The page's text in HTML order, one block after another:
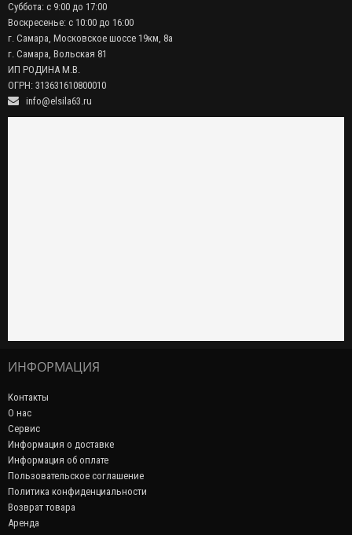
Суббота: с 9:00 до 17:00
Воскресенье: с 10:00 до 16:00
г. Самара, Московское шоссе 19км, 8а
г. Самара, Вольская 81
ИП РОДИНА М.В.
ОГРН: 313631610800010
info@elsila63.ru
ИНФОРМАЦИЯ
Контакты
О нас
Сервис
Информация о доставке
Информация об оплате
Пользовательское соглашение
Политика конфиденциальности
Возврат товара
Аренда